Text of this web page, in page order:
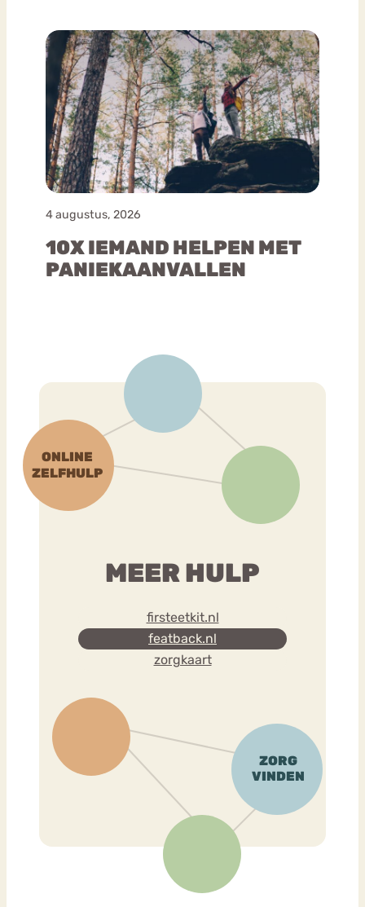
4 augustus, 2026
10X IEMAND HELPEN MET
PANIEKAANVALLEN
MEER HULP
firsteetkit.nl
featback.nl
zorgkaart